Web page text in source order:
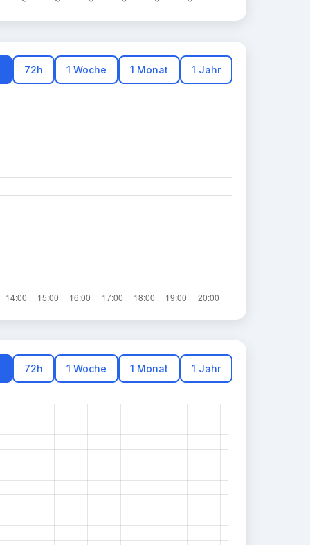
72h 1 Woche 1 Monat 1 Jahr
72h 1 Woche 1 Monat 1 Jahr